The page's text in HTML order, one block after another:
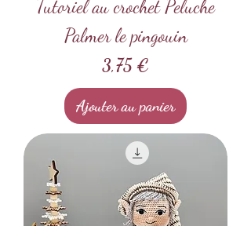
Tutoriel au crochet Peluche
Palmer le pingouin
Prix
3,75 €
Ajouter au panier